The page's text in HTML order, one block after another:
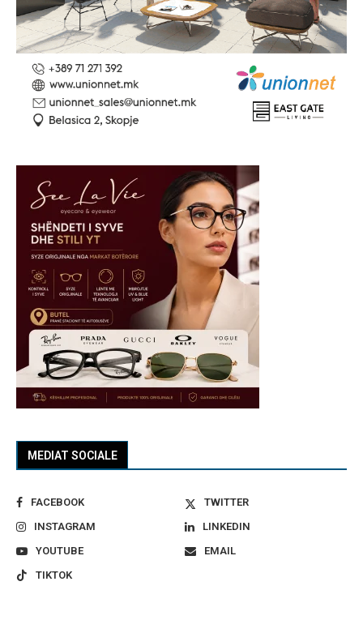
MEDIAT SOCIALE
FACEBOOK
TWITTER
INSTAGRAM
LINKEDIN
YOUTUBE
EMAIL
TIKTOK